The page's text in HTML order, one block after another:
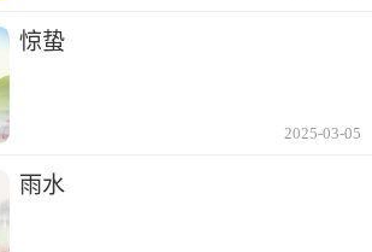
惊蛰
2025-03-05
雨水